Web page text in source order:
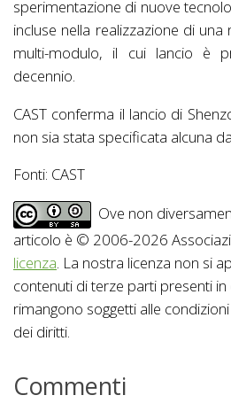
sperimentazione di nuove
incluse nella realizzazione di
multi-modulo, il cui lancio è
decennio.
CAST conferma il lancio di
non sia stata specificata alcuna
Fonti: CAST
Ove non
articolo è © 2006-2026
licenza. La nostra licenza non si
contenuti di terze parti presenti
rimangono soggetti alle
dei diritti.
Commenti